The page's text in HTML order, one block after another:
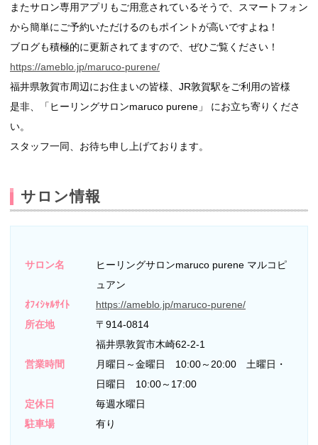
またサロン専用アプリもご用意されているそうで、スマートフォン
から簡単にご予約いただけるのもポイントが高いですよね！
ブログも積極的に更新されてますので、ぜひご覧ください！
https://ameblo.jp/maruco-purene/
福井県敦賀市周辺にお住まいの皆様、JR敦賀駅をご利用の皆様
是非、「ヒーリングサロンmaruco purene」 にお立ち寄りくださ
い。
スタッフ一同、お待ち申し上げております。
サロン情報
サロン名
ヒーリングサロンmaruco purene マルコピ
ュアン
ｵﾌｨｼｬﾙｻｲﾄ
https://ameblo.jp/maruco-purene/
所在地
〒914-0814
福井県敦賀市木崎62-2-1
営業時間
月曜日～金曜日 10:00～20:00 土曜日・
日曜日 10:00～17:00
定休日
毎週水曜日
駐車場
有り